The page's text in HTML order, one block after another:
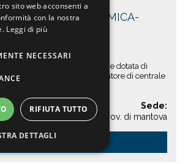
CENTRALE TERMICA-
LEGNO
trasformazione del legno e dotata di
avanzati, ricerca un manutentore di centrale
di 1° grado per ...
Sede:
Prov. di mantova
Dettagli »
sito web acconsenti a
con la nostra
Leggi di più
NECESSARI
RIFIUTA TUTTO
DETTAGLI